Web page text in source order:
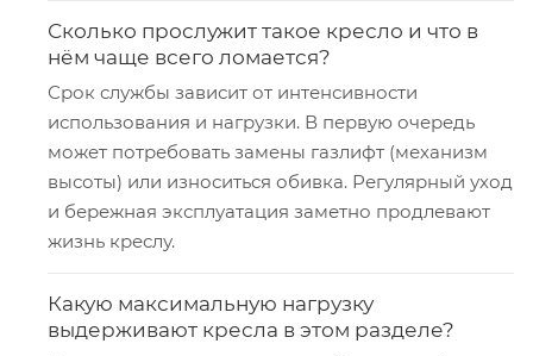
Сколько прослужит такое кресло и что в
нём чаще всего ломается?
Срок службы зависит от интенсивности
использования и нагрузки. В первую очередь
может потребовать замены газлифт (механизм
высоты) или износиться обивка. Регулярный уход
и бережная эксплуатация заметно продлевают
жизнь креслу.
Какую максимальную нагрузку
выдерживают кресла в этом разделе?